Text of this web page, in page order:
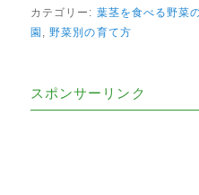
カテゴリー: 葉茎を食べる野菜
園 ,野菜別の育て方
スポンサーリンク